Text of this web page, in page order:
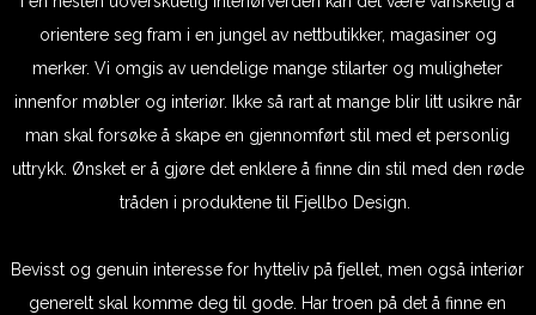
orientere seg fram i en jungel av nettbutikker, magasiner og
merker. Vi omgis av uendelige mange stilarter og muligheter
innenfor møbler og interiør. Ikke så rart at mange blir litt usikre når
man skal forsøke å skape en gjennomført stil med et personlig
uttrykk. Ønsket er å gjøre det enklere å finne din stil med den røde
tråden i produktene til Fjellbo Design.
Bevisst og genuin interesse for hytteliv på fjellet, men også interiør
generelt skal komme deg til gode. Har troen på det å finne en